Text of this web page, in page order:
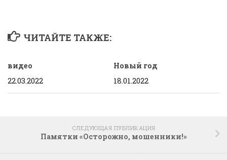
ЧИТАЙТЕ ТАКЖЕ:
видео
22.03.2022
Новый год
18.01.2022
СЛЕДУЮЩАЯ ПУБЛИКАЦИЯ
Памятки «Осторожно, мошенники!»